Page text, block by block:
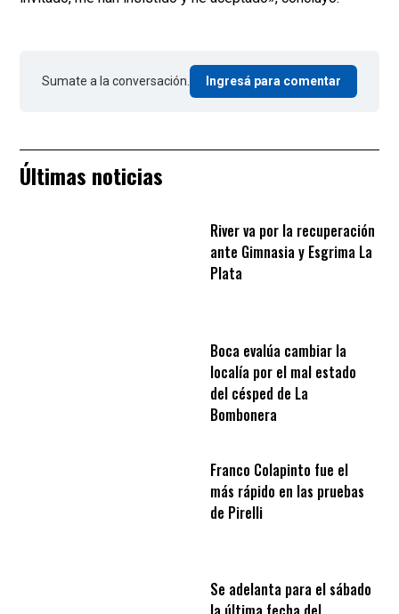
Sumate a la conversación. Ingresá para comentar
Últimas noticias
River va por la recuperación
ante Gimnasia y Esgrima La
Plata
Boca evalúa cambiar la
localía por el mal estado
del césped de La
Bombonera
Franco Colapinto fue el
más rápido en las pruebas
de Pirelli
Se adelanta para el sábado